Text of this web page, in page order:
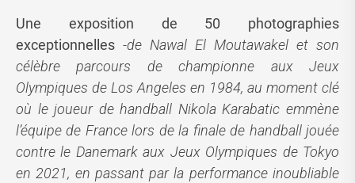
Une exposition de 50 photographies
exceptionnelles -de Nawal El Moutawakel et son
célèbre parcours de championne aux Jeux
Olympiques de Los Angeles en 1984, au moment clé
où le joueur de handball Nikola Karabatic emmène
l’équipe de France lors de la finale de handball jouée
contre le Danemark aux Jeux Olympiques de Tokyo
en 2021, en passant par la performance inoubliable